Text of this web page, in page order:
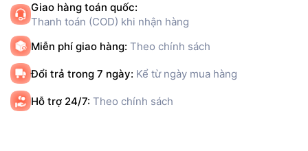
Giao hàng toán quốc:
Thanh toán (COD) khi nhận hàng
Miễn phí giao hàng: Theo chính sách
Đổi trả trong 7 ngày: Kể từ ngày mua hàng
Hỗ trợ 24/7: Theo chính sách